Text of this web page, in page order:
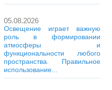
05.08.2026
Освещение играет важную
роль в формировании
атмосферы и
функциональности любого
пространства. Правильное
использование...